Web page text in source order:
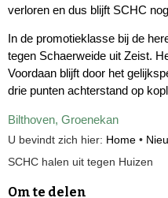
verloren en dus blijft SCHC
In de promotieklasse bij de
tegen Schaerweide uit Zeist.
Voordaan blijft door het
drie punten achterstand op
Bilthoven, Groenekan
U bevindt zich hier: Home •
SCHC halen uit tegen Huizen
Om te delen